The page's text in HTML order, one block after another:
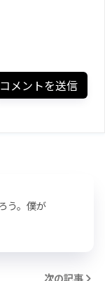
う。僕が
次の記事